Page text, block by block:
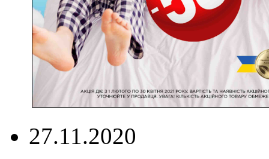
27.11.2020